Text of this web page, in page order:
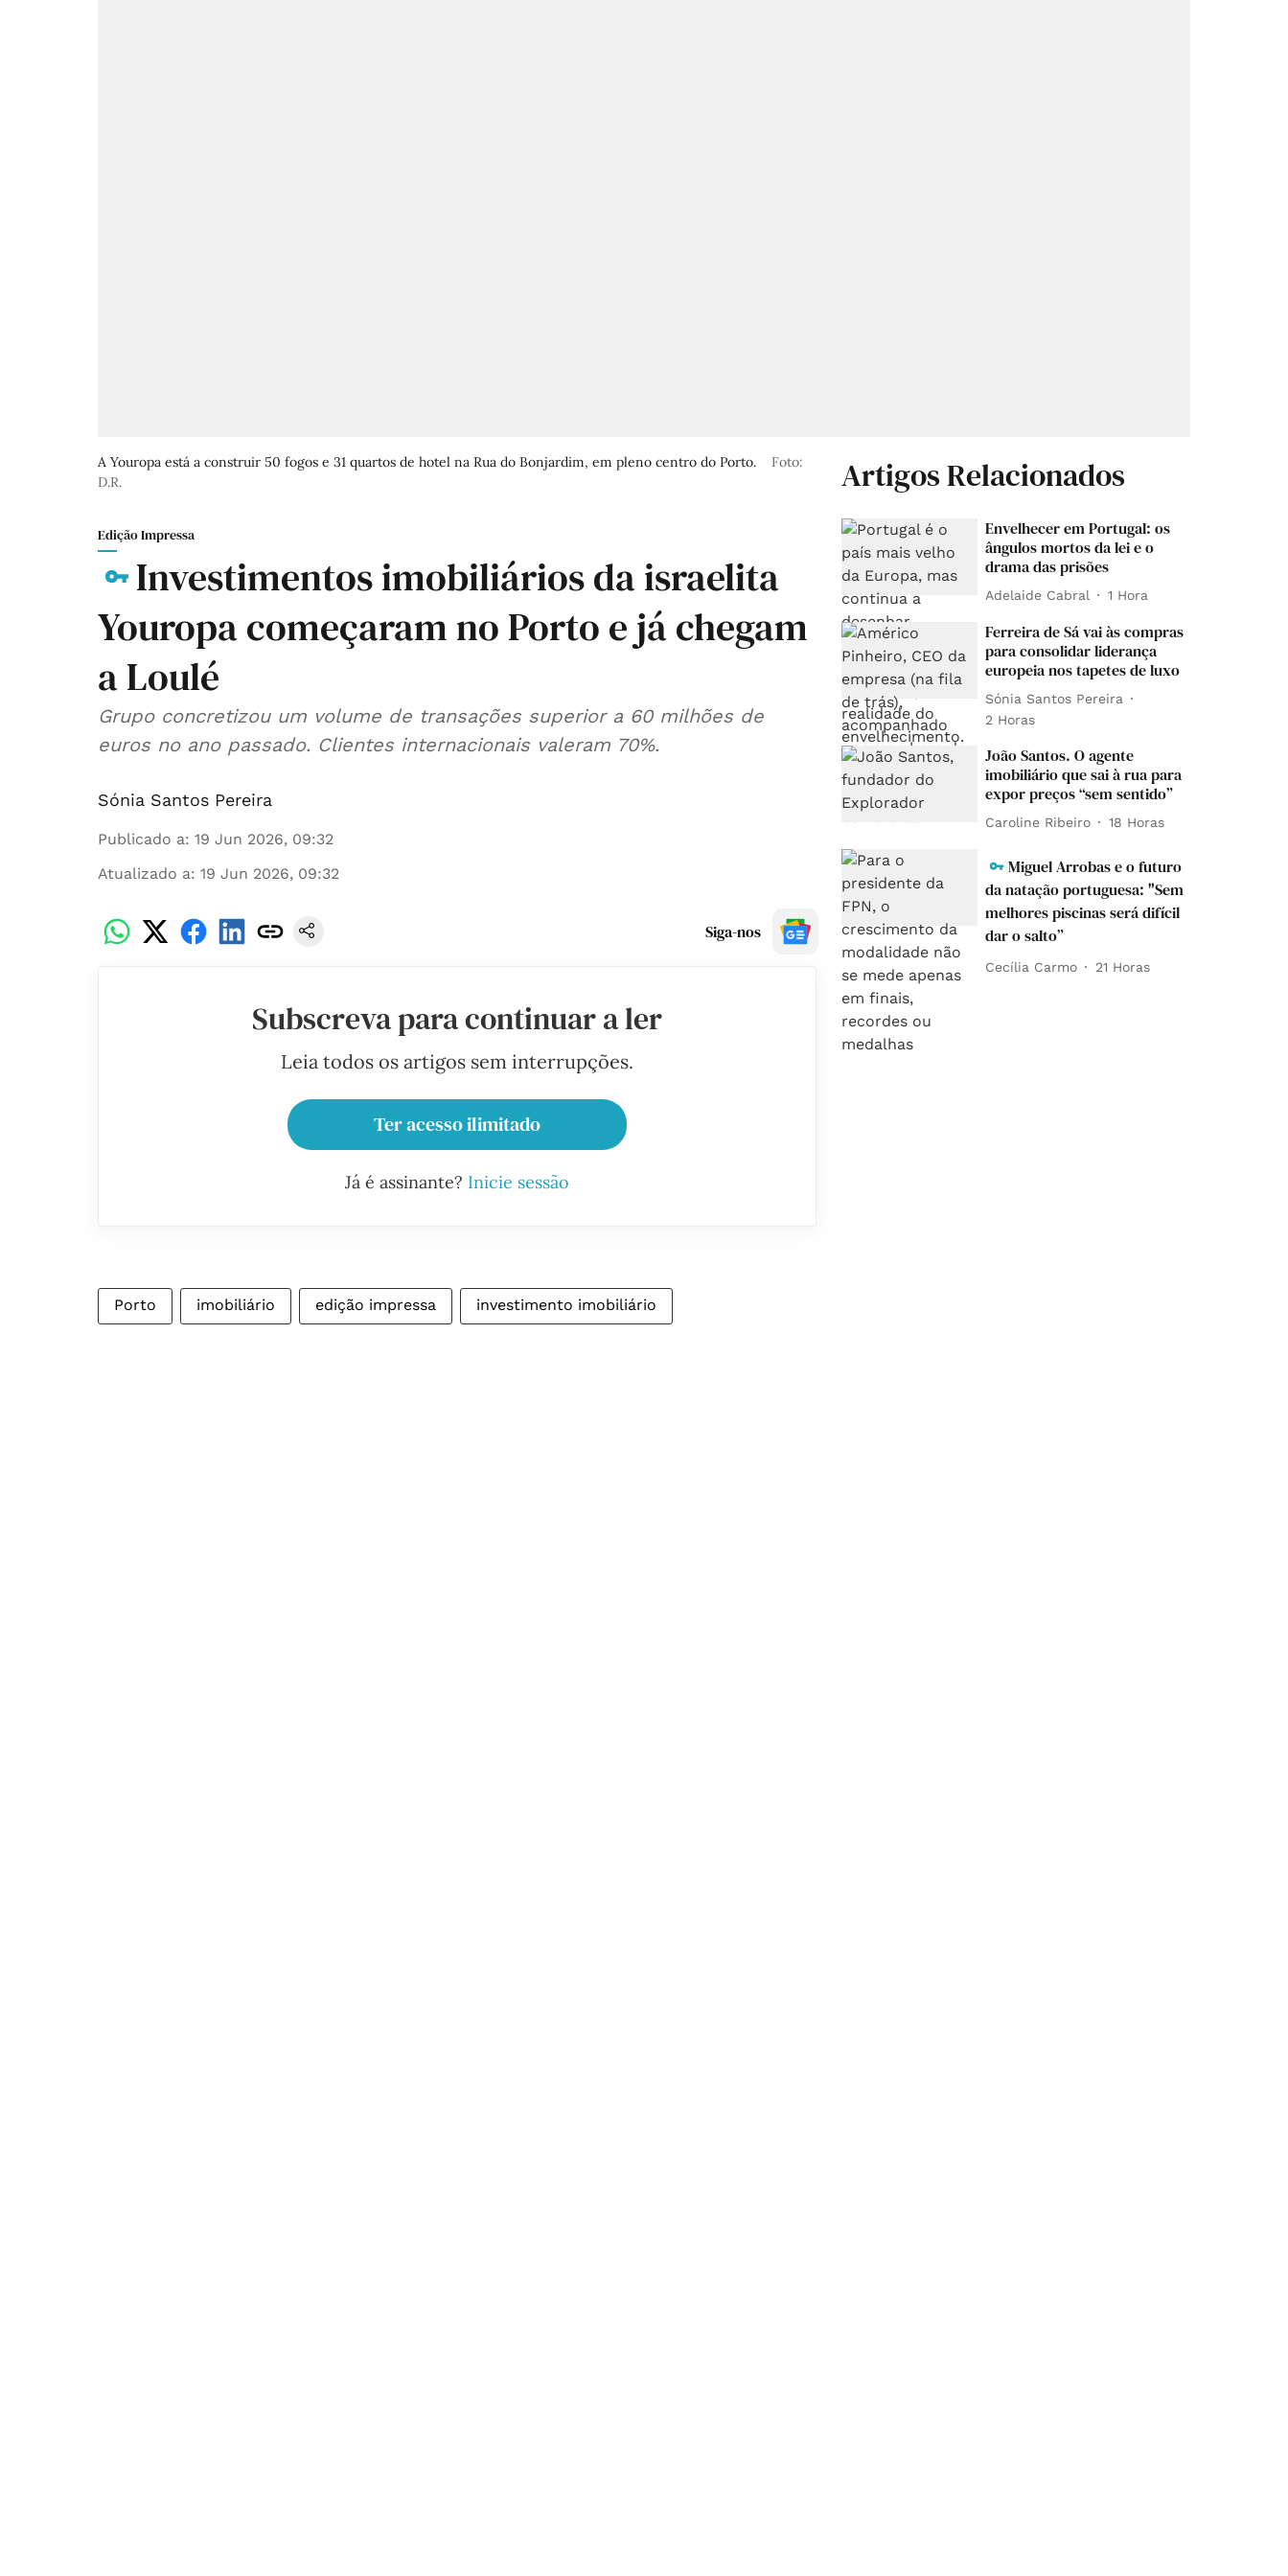
A Youropa está a construir 50 fogos e 31 quartos de hotel na Rua do Bonjardim, em pleno centro do Porto.
Foto:
D.R.
Edição Impressa
Investimentos imobiliários da israelita
Youropa começaram no Porto e já chegam
a Loulé
Grupo concretizou um volume de transações superior a 60 milhões de
euros no ano passado. Clientes internacionais valeram 70%.
Sónia Santos Pereira
Publicado a: 19 Jun 2026, 09:32
Atualizado a: 19 Jun 2026, 09:32
Siga-nos
Subscreva para continuar a ler
Leia todos os artigos sem interrupções.
Ter acesso ilimitado
Já é assinante? Inicie sessão
Porto imobiliário edição impressa investimento imobiliário
Artigos Relacionados
Envelhecer em Portugal: os
ângulos mortos da lei e o
drama das prisões
Adelaide Cabral 1 Hora
Ferreira de Sá vai às compras
para consolidar liderança
europeia nos tapetes de luxo
Sónia Santos Pereira
2 Horas
João Santos. O agente
imobiliário que sai à rua para
expor preços “sem sentido”
Caroline Ribeiro 18 Horas
Miguel Arrobas e o futuro
da natação portuguesa: "Sem
melhores piscinas será difícil
dar o salto”
Cecília Carmo 21 Horas